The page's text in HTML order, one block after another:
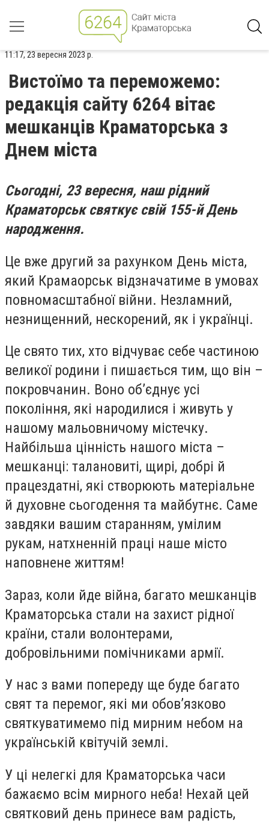
11:17, 23 вересня 2023 р.
Вистоїмо та переможемо:
редакція сайту 6264 вітає
мешканців Краматорська з
Днем міста
Сьогодні, 23 вересня, наш рідний
Краматорськ святкує свій 155-й День
народження.
Це вже другий за рахунком День міста,
який Крамаорськ відзначатиме в умовах
повномасштабної війни. Незламний,
незнищенний, нескорений, як і українці.
Це свято тих, хто відчуває себе частиною
великої родини і пишається тим, що він –
покровчанин. Воно об’єднує усі
покоління, які народилися і живуть у
нашому мальовничому містечку.
Найбільша цінність нашого міста –
мешканці: талановиті, щирі, добрі й
працездатні, які створюють матеріальне
й духовне сьогодення та майбутнє. Саме
завдяки вашим старанням, умілим
рукам, натхненній праці наше місто
наповнене життям!
Зараз, коли йде війна, багато мешканців
Краматорська стали на захист рідної
країни, стали волонтерами,
добровільними помічниками армії.
У нас з вами попереду ще буде багато
свят та перемог, які ми обов’язково
святкуватимемо під мирним небом на
українській квітучій землі.
У ці нелегкі для Краматорська часи
бажаємо всім мирного неба! Нехай цей
святковий день принесе вам радість,